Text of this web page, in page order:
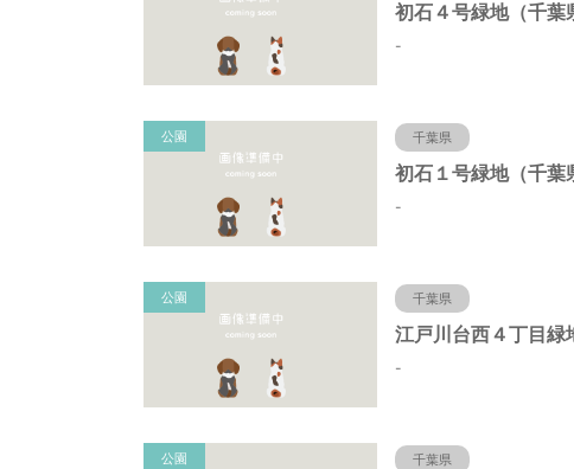
-
公園 千葉県
-
公園 千葉県
-
公園 千葉県